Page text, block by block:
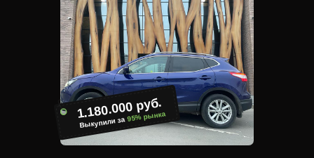
1.180.000 руб.
Выкупили за95% рынка